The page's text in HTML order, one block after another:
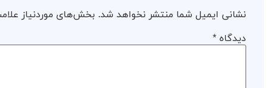
نشانی ایمیل شما منتشر نخواهد شد. بخش‌های موردنیاز
دیدگاه *